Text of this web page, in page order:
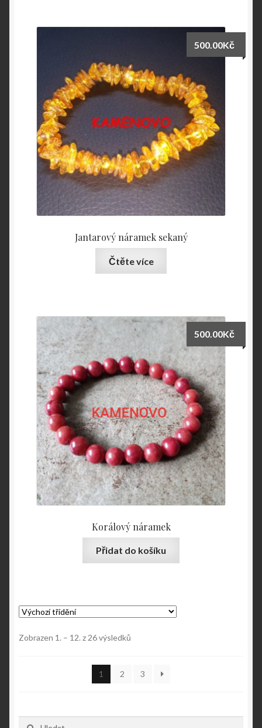
Jantarový náramek sekaný
500.00Kč
Čtěte více
Korálový náramek
500.00Kč
Přidat do košíku
Zobrazen 1. – 12. z 26 výsledků
1 2 3
Vyhledávání